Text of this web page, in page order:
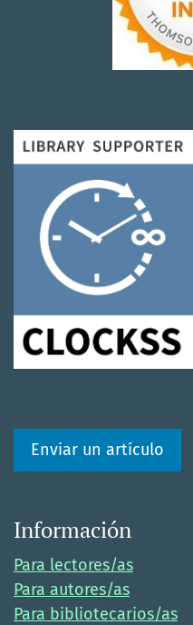
Enviar un artículo
Información
Para lectores/as
Para autores/as
Para bibliotecarios/as